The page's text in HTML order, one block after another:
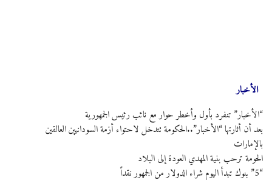
الأخبار
“الأخبار” تنفرد بأول وأخطر حوار مع نائب رئيس الجمهورية
بعد أن أثارتها “الأخبار”..الحكومة تتدخل لاحتواء أزمة السودانيين العالقين
بالإمارات
الحومة ترحب بنية المهدي العودة إلى البلاد
“5” بنوك تبدأ اليوم شراء الدولار من الجمهور نقداً